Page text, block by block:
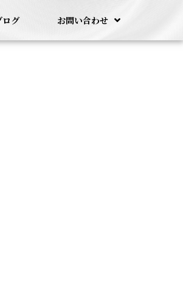
ログ お問い合わせ